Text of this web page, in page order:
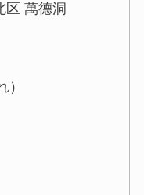
区 萬德洞